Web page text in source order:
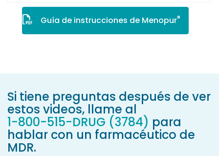
Guía de instrucciones de Menopur®
Si tiene preguntas después de ver
estos videos, llame al
1-800-515-DRUG (3784) para
hablar con un farmacéutico de
MDR.